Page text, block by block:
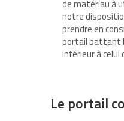
de matériau à
notre
prendre en
portail battant
inférieur à celui
Le portail